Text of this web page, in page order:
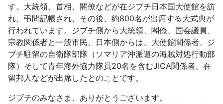
す。大統領、首相、閣僚などが在ジブチ日本国大使館を訪
れ、弔問記帳され、その後、約800名が出席する大式典が
行われています。ジブチ側から大統領、閣僚、国会議員、
宗教関係者と一般市民、日本側からは、大使館関係者、ジ
ブチ駐留の自衛隊部隊（ソマリア沖派遣の海賊対処行動部
隊）そして青年海外協力隊員20名を含むJICA関係者、在
留邦人などが出席したとのことです。
ジブチのみなさま、ありがとうございます。